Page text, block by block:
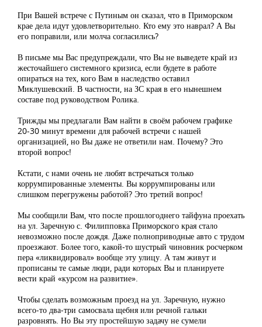
При Вашей встрече с Путиным он сказал, что в Приморском
крае дела идут удовлетворительно. Кто ему это наврал? А Вы
его поправили, или молча согласились?
В письме мы Вас предупреждали, что Вы не выведете край из
жесточайшего системного кризиса, если будете в работе
опираться на тех, кого Вам в наследство оставил
Миклушевский. В частности, на ЗС края в его нынешнем
составе под руководством Ролика.
Трижды мы предлагали Вам найти в своём рабочем графике
20-30 минут времени для рабочей встречи с нашей
организацией, но Вы даже не ответили нам. Почему? Это
второй вопрос!
Кстати, с нами очень не любят встречаться только
коррумпированные элементы. Вы коррумпированы или
слишком перегружены работой? Это третий вопрос!
Мы сообщили Вам, что после прошлогоднего тайфуна проехать
на ул. Заречную с. Филипповка Приморского края стало
невозможно после дождя. Даже полноприводные авто с трудом
проезжают. Более того, какой-то шустрый чиновник росчерком
пера «ликвидировал» вообще эту улицу. А там живут и
прописаны те самые люди, ради которых Вы и планируете
вести край «курсом на развитие».
Чтобы сделать возможным проезд на ул. Заречную, нужно
всего-то два-три самосвала щебня или речной гальки
разровнять. Но Вы эту простейшую задачу не сумели